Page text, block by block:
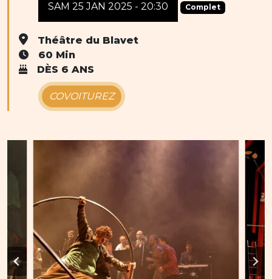
SAM 25 JAN 2025 - 20:30 Complet
Théâtre du Blavet
60 Min
DÈS 6 ANS
COVOITUREZ